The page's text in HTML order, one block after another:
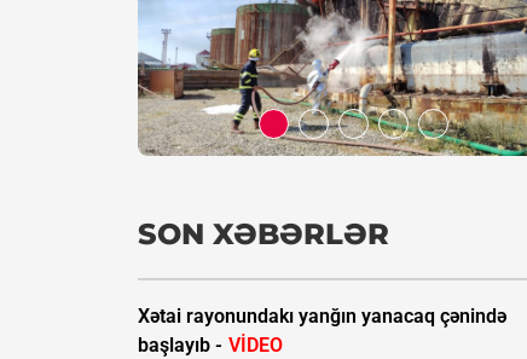
SON XƏBƏRLƏR
Xətai rayonundakı yanğın yanacaq çənində
başlayıb - VİDEO